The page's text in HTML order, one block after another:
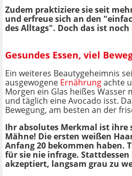
Zudem praktiziere sie seit
und erfreue sich an den
des Alltags". Doch das ist
Gesundes Essen, viel
Ein weiteres Beautygeheimnis
ausgewogene Ernährungachte
Morgen ein Glas heißes
und täglich eine Avocado isst.
Bewegung, am besten an der
Ihr absolutes Merkmal ist ihre
Mähne! Die ersten weißen
Anfang 20 bekommen haben.
für sie nie infrage. Stattdessen
akzeptiert, langsam grau zu